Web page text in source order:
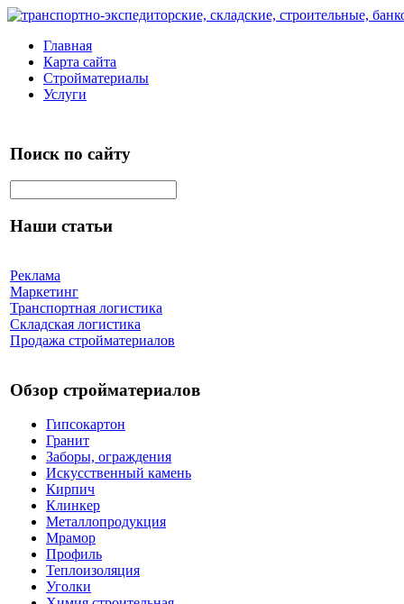
Главная
Карта сайта
Стройматериалы
Услуги
Поиск по сайту
Наши статьи
Реклама
Маркетинг
Транспортная логистика
Складская логистика
Продажа стройматериалов
Обзор стройматериалов
Гипсокартон
Гранит
Заборы, ограждения
Искусственный камень
Кирпич
Клинкер
Металлопродукция
Мрамор
Профиль
Теплоизоляция
Уголки